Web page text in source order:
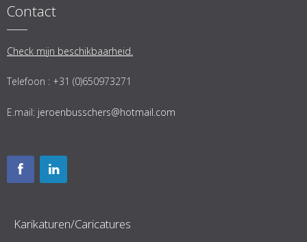
Contact
Check mijn beschikbaarheid.
Telefoon : +31 (0)650973271
E.mail: jeroenbusschers@hotmail.com
Karikaturen/Caricatures